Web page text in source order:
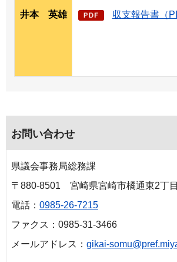
井本 英雄 収支報告書（
お問い合わせ
県議会事務局総務課
〒880-8501 宮崎県宮崎市橘通東2丁
電話： 0985-26-7215
ファクス：0985-31-3466
メールアドレス： gikai-